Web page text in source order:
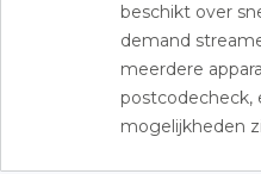
beschikt over
demand
meerdere
postcodecheck,
mogelijkheden